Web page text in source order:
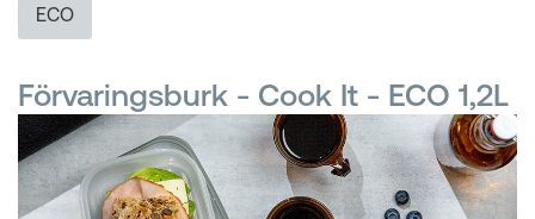
Förvaring
Källsortering
ECO
Förvaringsburk - Cook It - ECO 1,2L